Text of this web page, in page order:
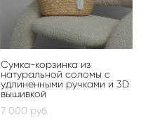
Сумка-корзинка из
натуральной соломы с
удлиненными ручками и 3D
вышивкой
7 000 pуб.